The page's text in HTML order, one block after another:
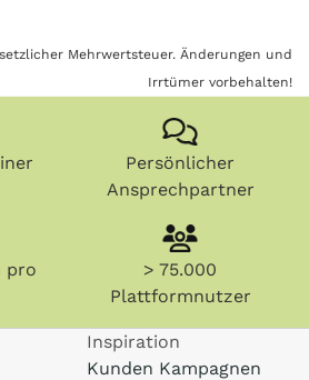
Mehrwertsteuer. Änderungen und
Irrtümer vorbehalten!
Persönlicher
Ansprechpartner
pro
> 75.000
Plattformnutzer
Inspiration
Kunden Kampagnen